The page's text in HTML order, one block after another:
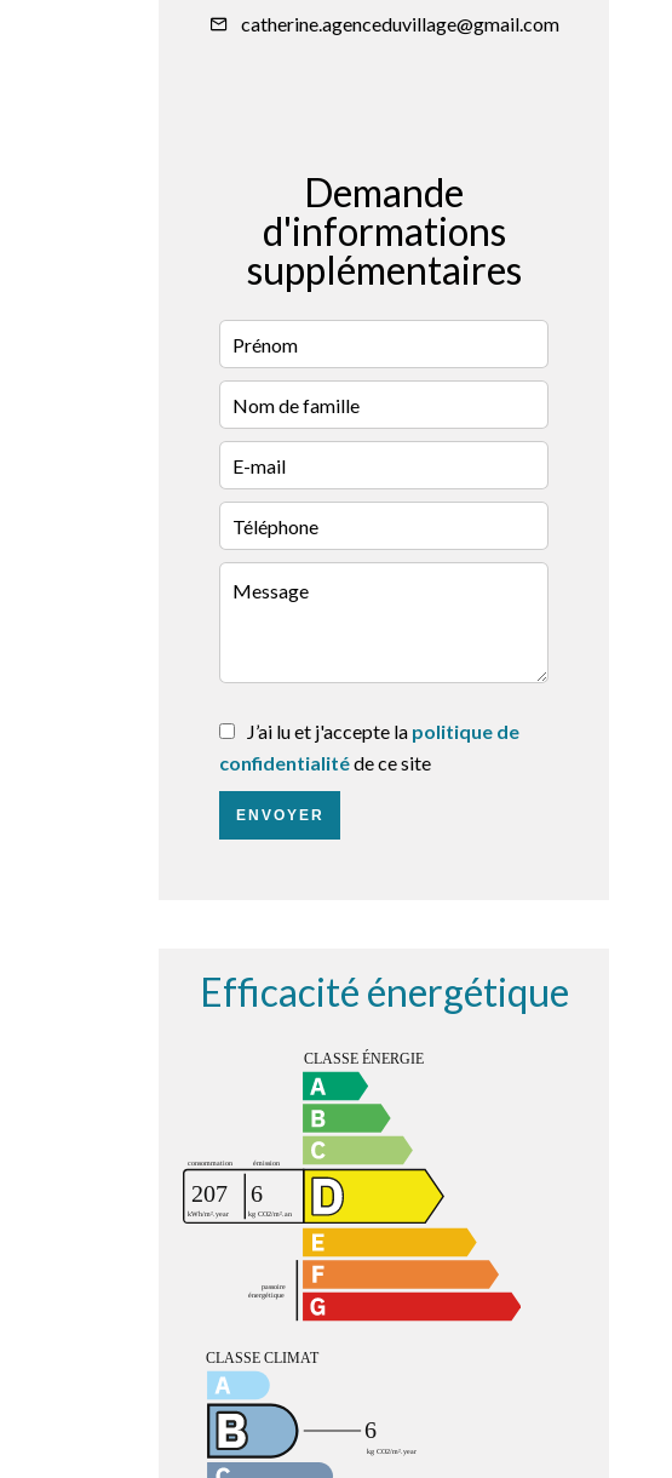
catherine.agenceduvillage@gmail.com
Demande
d'informations
supplémentaires
J’ai lu et j'accepte la politique de
confidentialitéde ce site
ENVOYER
Efficacité énergétique